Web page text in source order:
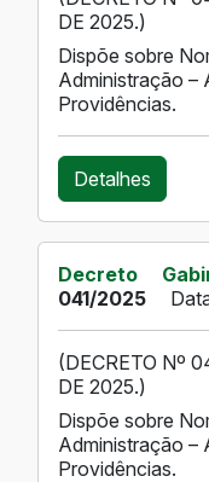
DE 2025.)
Dispõe sobre
Administração –
Providências.
Detalhes
Decreto
041/2025
(DECRETO Nº
DE 2025.)
Dispõe sobre
Administração –
Providências.